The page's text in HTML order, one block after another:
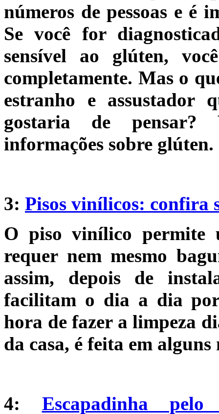
números de pessoas e é
Se você for
sensível ao glúten,
completamente. Mas o
estranho e assustador
gostaria de pensar?
informações sobre glúten.
3: Pisos vinílicos: confira
O piso vinílico permite
requer nem mesmo
assim, depois de
facilitam o dia a dia
hora de fazer a limpeza
da casa, é feita em
4: Escapadinha